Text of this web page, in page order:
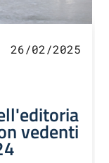
26/02/2025
vedenti